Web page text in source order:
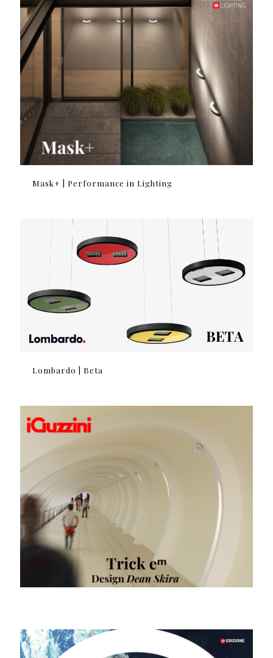
Mask+ | Performance in Lighting
Lombardo | Beta